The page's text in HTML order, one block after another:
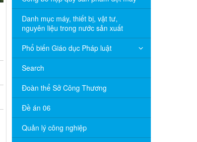
Danh mục máy, thiết bị, vật tư,
nguyên liệu trong nước sản xuất
Phổ biến Giáo dục Pháp luật
Search
Đoàn thể Sở Công Thương
Đề án 06
Quản lý công nghiệp